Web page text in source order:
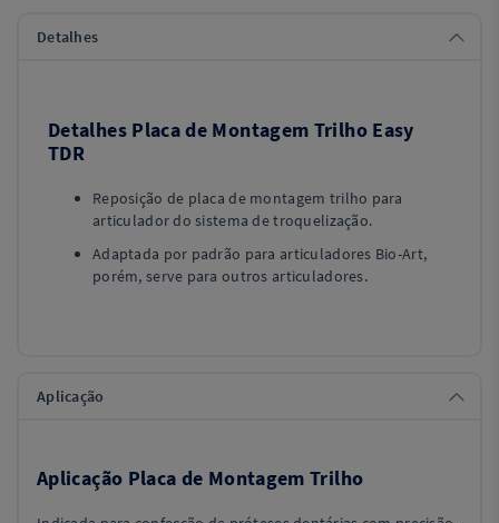
Detalhes
Detalhes Placa de Montagem Trilho Easy
TDR
Reposição de placa de montagem trilho para
articulador do sistema de troquelização.
Adaptada por padrão para articuladores Bio-Art,
porém, serve para outros articuladores.
Aplicação
Aplicação Placa de Montagem Trilho